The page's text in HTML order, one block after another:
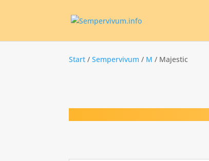
Start /Sempervivum / M / Majestic